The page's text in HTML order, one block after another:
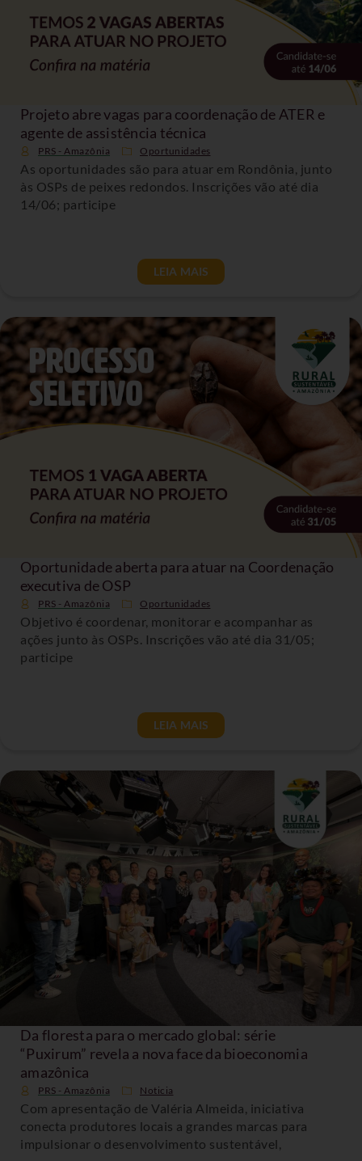
Projeto abre vagas para coordenação de ATER e
agente de assistência técnica
PRS - Amazônia Oportunidades
As oportunidades são para atuar em Rondônia, junto
às OSPs de peixes redondos. Inscrições vão até dia
14/06; participe
LEIA MAIS
Oportunidade aberta para atuar na Coordenação
executiva de OSP
PRS - Amazônia Oportunidades
Objetivo é coordenar, monitorar e acompanhar as
ações junto às OSPs. Inscrições vão até dia 31/05;
participe
LEIA MAIS
Da floresta para o mercado global: série
“Puxirum” revela a nova face da bioeconomia
amazônica
PRS - Amazônia Noticia
Com apresentação de Valéria Almeida, iniciativa
conecta produtores locais a grandes marcas para
impulsionar o desenvolvimento sustentável,